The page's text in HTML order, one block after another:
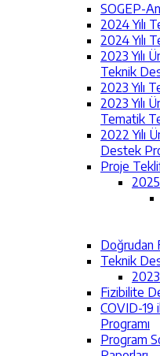
SOGEP-
2024 Yılı
2024 Yılı
2023 Yılı
Teknik
2023 Yılı
2023 Yılı
Tematik
2022 Yılı
Destek
Proje Teklif
Doğrudan
Teknik
Fizibilite
COVID-19
Programı
Program